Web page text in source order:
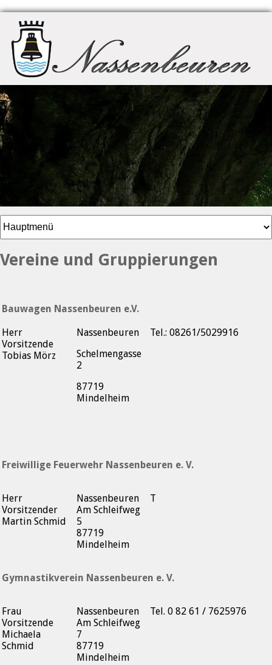
Vereine und Gruppierungen
Bauwagen Nassenbeuren e.V.
Herr
Vorsitzende
Tobias Mörz
Nassenbeuren
Schelmengasse
2
87719
Mindelheim
Tel.: 08261/5029916
Freiwillige Feuerwehr Nassenbeuren e. V.
Herr
Vorsitzender
Martin Schmid
Nassenbeuren
Am Schleifweg
5
87719
Mindelheim
T
Gymnastikverein Nassenbeuren e. V.
Frau
Vorsitzende
Michaela
Schmid
Nassenbeuren
Am Schleifweg
7
87719
Mindelheim
Tel. 0 82 61 / 7625976